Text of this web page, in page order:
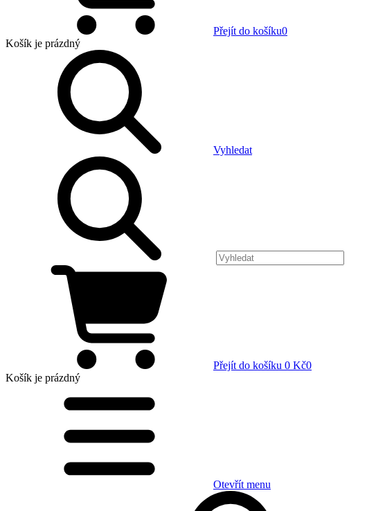
Přejít do košíku0
Košík je prázdný
Vyhledat
Přejít do košíku 0 Kč0
Košík je prázdný
Otevřít menu